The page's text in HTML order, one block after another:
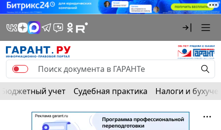
Бюджетный учет Судебная практика Налоги и